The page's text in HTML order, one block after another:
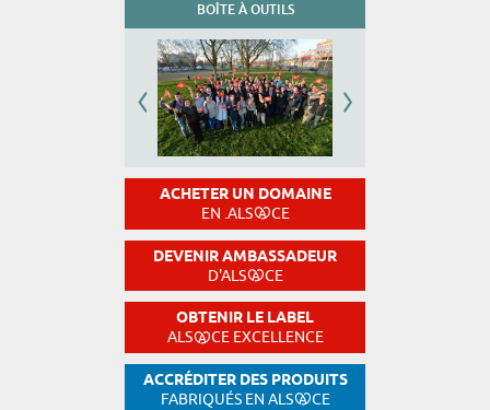
BOÎTE À OUTILS
ACHETER UN DOMAINE
EN .ALS CE
DEVENIR AMBASSADEUR
D'ALS CE
OBTENIR LE LABEL
ALS CE EXCELLENCE
ACCRÉDITER DES PRODUITS
FABRIQUÉS EN ALS CE